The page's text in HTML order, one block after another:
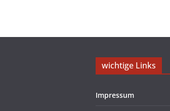
wichtige Links
Impressum